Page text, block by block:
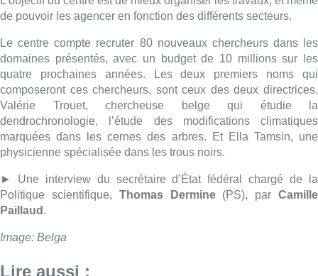
Politique scientifique,Thomas Dermine(PS), parCamille
Paillaud.
Image: Belga
Lire aussi :
Un homme blessé par un coup de
feu à Uccle après un conflit privé